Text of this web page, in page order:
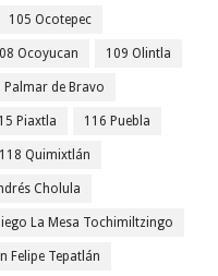
105 Ocotepec
Ocoyucan 109 Olintla
Palmar de Bravo
Piaxtla 116 Puebla
118 Quimixtlán
Cholula
La Mesa Tochimiltzingo
Felipe Tepatlán